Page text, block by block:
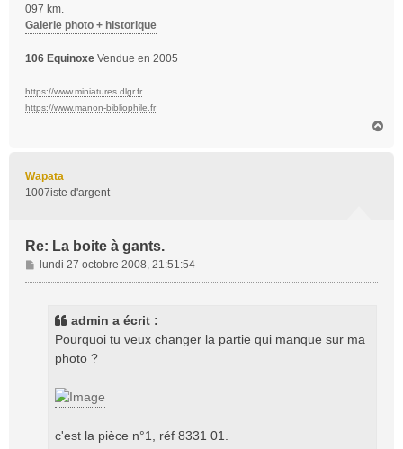
097 km.
Galerie photo + historique
106 Equinoxe Vendue en 2005
https://www.miniatures.dlgr.fr
https://www.manon-bibliophile.fr
Wapata
1007iste d'argent
Re: La boite à gants.
M
e
lundi 27 octobre 2008, 21:51:54
admin a écrit :
Pourquoi tu veux changer la partie qui manque sur ma
photo ?
c'est la pièce n°1, réf 8331 01.